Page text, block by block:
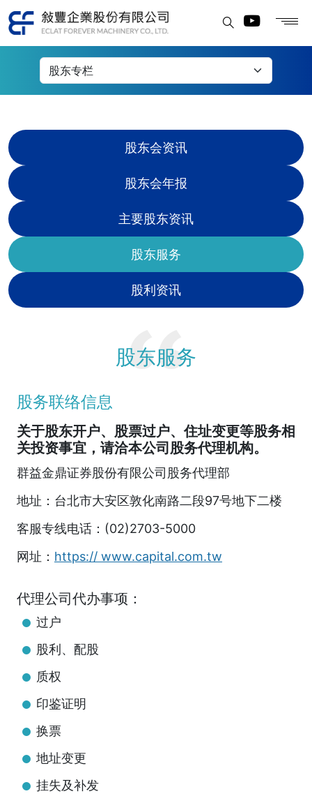
股东服务
股东会资讯
股东会年报
主要股东资讯
股东服务
股利资讯
股东服务
股务联络信息
关于股东开户、股票过户、住址变更等股务相
关投资事宜，请洽本公司股务代理机构。
群益金鼎证券股份有限公司股务代理部
地址：台北市大安区敦化南路二段97号地下二楼
客服专线电话：(02)2703-5000
网址： https:// www.capital.com.tw
代理公司代办事项：
过户
股利、配股
质权
印鉴证明
换票
地址变更
挂失及补发